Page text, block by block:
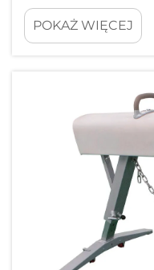
decyzją, która
początkową cenę
treningowego:
wpływa
POKAŻ WIĘCEJ